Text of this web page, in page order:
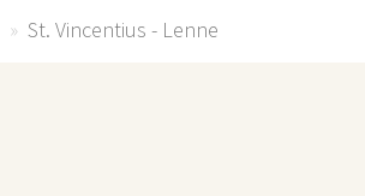
St. Vincentius - Lenne